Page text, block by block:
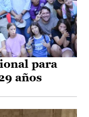
para
años